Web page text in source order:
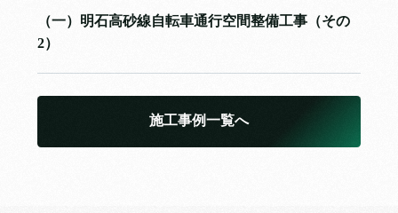
（一）明石高砂線自転車通行空間整備工事（その
2）
施工事例一覧へ